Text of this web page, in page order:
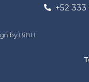
+52 333
by BiBU